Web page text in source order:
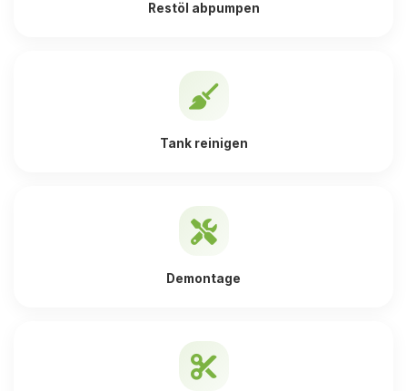
Restöl abpumpen
Tank reinigen
Demontage